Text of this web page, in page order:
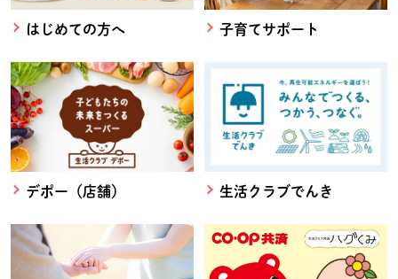
はじめての方へ 子育てサポート
デポー（店舗） 生活クラブでんき